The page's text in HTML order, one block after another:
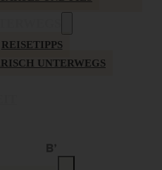
REISETIPPS
UNTERWEGS